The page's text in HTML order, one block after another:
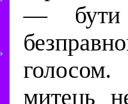
— бути
митець